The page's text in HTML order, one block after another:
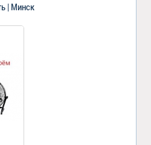
| Минск